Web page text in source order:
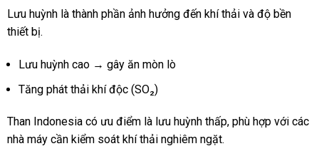
Lưu huỳnh là thành phần ảnh hưởng đến khí thải và độ bền
thiết bị.
Lưu huỳnh cao → gây ăn mòn lò
Tăng phát thải khí độc (SO₂)
Than Indonesia có ưu điểm là lưu huỳnh thấp, phù hợp với các
nhà máy cần kiểm soát khí thải nghiêm ngặt.